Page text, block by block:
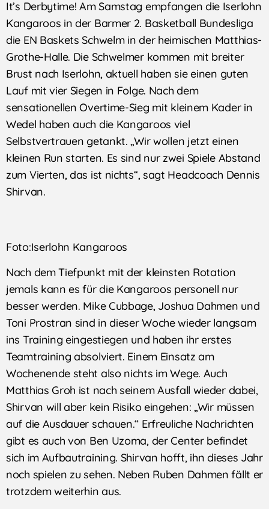
It’s Derbytime! Am Samstag empfangen die Iserlohn
Kangaroos in der Barmer 2. Basketball Bundesliga
die EN Baskets Schwelm in der heimischen Matthias-
Grothe-Halle. Die Schwelmer kommen mit breiter
Brust nach Iserlohn, aktuell haben sie einen guten
Lauf mit vier Siegen in Folge. Nach dem
sensationellen Overtime-Sieg mit kleinem Kader in
Wedel haben auch die Kangaroos viel
Selbstvertrauen getankt. „Wir wollen jetzt einen
kleinen Run starten. Es sind nur zwei Spiele Abstand
zum Vierten, das ist nichts“, sagt Headcoach Dennis
Shirvan.
Foto:Iserlohn Kangaroos
Nach dem Tiefpunkt mit der kleinsten Rotation
jemals kann es für die Kangaroos personell nur
besser werden. Mike Cubbage, Joshua Dahmen und
Toni Prostran sind in dieser Woche wieder langsam
ins Training eingestiegen und haben ihr erstes
Teamtraining absolviert. Einem Einsatz am
Wochenende steht also nichts im Wege. Auch
Matthias Groh ist nach seinem Ausfall wieder dabei,
Shirvan will aber kein Risiko eingehen: „Wir müssen
auf die Ausdauer schauen.“ Erfreuliche Nachrichten
gibt es auch von Ben Uzoma, der Center befindet
sich im Aufbautraining. Shirvan hofft, ihn dieses Jahr
noch spielen zu sehen. Neben Ruben Dahmen fällt er
trotzdem weiterhin aus.